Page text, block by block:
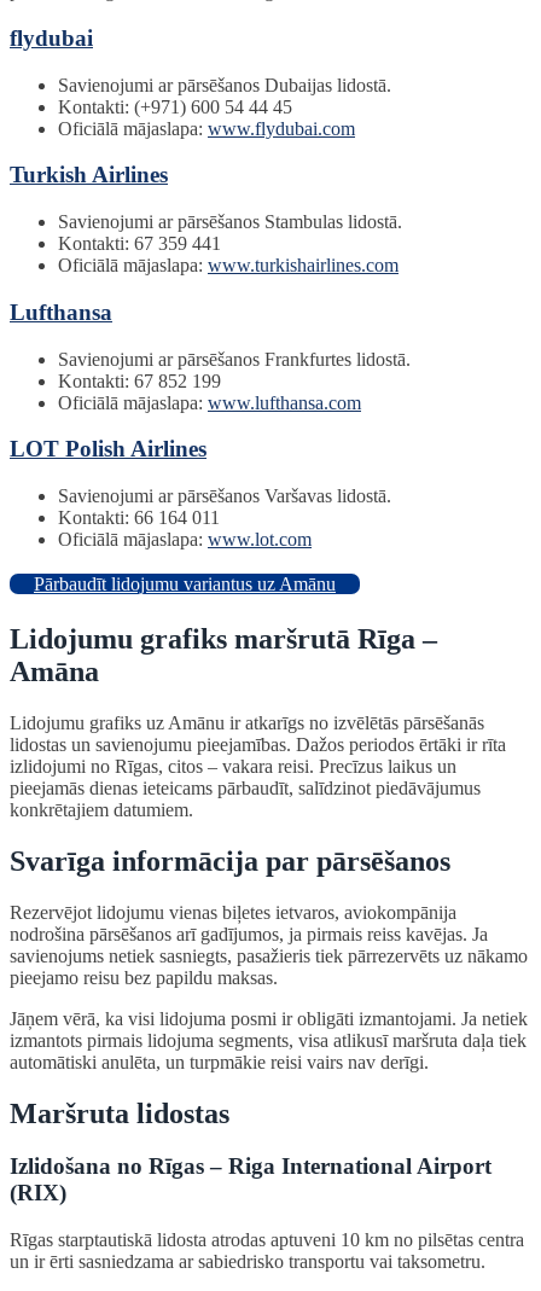
flydubai
Savienojumi ar pārsēšanos Dubaijas lidostā.
Kontakti: (+971) 600 54 44 45
Oficiālā mājaslapa: www.flydubai.com
Turkish Airlines
Savienojumi ar pārsēšanos Stambulas lidostā.
Kontakti: 67 359 441
Oficiālā mājaslapa: www.turkishairlines.com
Lufthansa
Savienojumi ar pārsēšanos Frankfurtes lidostā.
Kontakti: 67 852 199
Oficiālā mājaslapa: www.lufthansa.com
LOT Polish Airlines
Savienojumi ar pārsēšanos Varšavas lidostā.
Kontakti: 66 164 011
Oficiālā mājaslapa: www.lot.com
Pārbaudīt lidojumu variantus uz Amānu
Lidojumu grafiks maršrutā Rīga –
Amāna
Lidojumu grafiks uz Amānu ir atkarīgs no izvēlētās pārsēšanās
lidostas un savienojumu pieejamības. Dažos periodos ērtāki ir rīta
izlidojumi no Rīgas, citos – vakara reisi. Precīzus laikus un
pieejamās dienas ieteicams pārbaudīt, salīdzinot piedāvājumus
konkrētajiem datumiem.
Svarīga informācija par pārsēšanos
Rezervējot lidojumu vienas biļetes ietvaros, aviokompānija
nodrošina pārsēšanos arī gadījumos, ja pirmais reiss kavējas. Ja
savienojums netiek sasniegts, pasažieris tiek pārrezervēts uz nākamo
pieejamo reisu bez papildu maksas.
Jāņem vērā, ka visi lidojuma posmi ir obligāti izmantojami. Ja netiek
izmantots pirmais lidojuma segments, visa atlikusī maršruta daļa tiek
automātiski anulēta, un turpmākie reisi vairs nav derīgi.
Maršruta lidostas
Izlidošana no Rīgas – Riga International Airport
(RIX)
Rīgas starptautiskā lidosta atrodas aptuveni 10 km no pilsētas centra
un ir ērti sasniedzama ar sabiedrisko transportu vai taksometru.